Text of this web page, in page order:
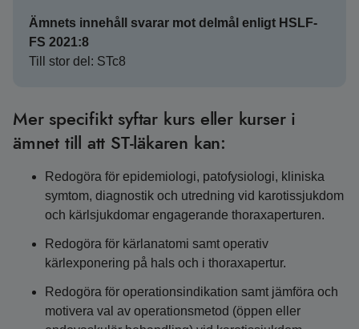
Ämnets innehåll svarar mot delmål enligt HSLF-
FS 2021:8
Till stor del: STc8
Mer specifikt syftar kurs eller kurser i
ämnet till att ST-läkaren kan:
Redogöra för epidemiologi, patofysiologi, kliniska
symtom, diagnostik och utredning vid karotissjukdom
och kärlsjukdomar engagerande thoraxaperturen.
Redogöra för kärlanatomi samt operativ
kärlexponering på hals och i thoraxapertur.
Redogöra för operationsindikation samt jämföra och
motivera val av operationsmetod (öppen eller